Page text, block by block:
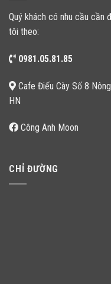
Quý khách có nhu cầu cần
tôi theo:
0981.05.81.85
Cafe Điếu Cày Số 8
HN
Công Anh Moon
CHỈ ĐƯỜNG